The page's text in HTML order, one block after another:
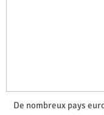
De nombreux pays